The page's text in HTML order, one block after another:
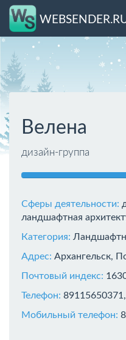
Велена
дизайн-группа
Сферы деятельности:
ландшафтная
Категория:
Адрес: Архангельск,
Почтовый индекс:
Телефон:
Мобильный телефон: